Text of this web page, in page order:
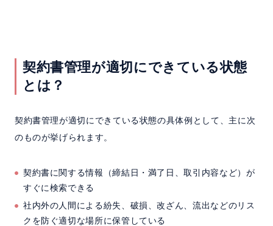
契約書管理が適切にできている状態
とは？
契約書管理が適切にできている状態の具体例として、主に次
のものが挙げられます。
契約書に関する情報（締結日・満了日、取引内容など）が
すぐに検索できる
社内外の人間による紛失、破損、改ざん、流出などのリス
クを防ぐ適切な場所に保管している